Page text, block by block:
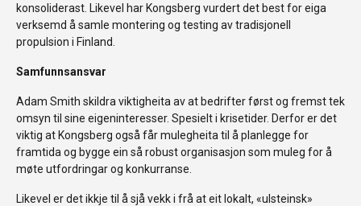
konsoliderast. Likevel har Kongsberg vurdert det best for eiga
verksemd å samle montering og testing av tradisjonell
propulsion i Finland.
Samfunnsansvar
Adam Smith skildra viktigheita av at bedrifter først og fremst tek
omsyn til sine eigeninteresser. Spesielt i krisetider. Derfor er det
viktig at Kongsberg også får mulegheita til å planlegge for
framtida og bygge ein så robust organisasjon som muleg for å
møte utfordringar og konkurranse.
Likevel er det ikkje til å sjå vekk i frå at eit lokalt, «ulsteinsk»